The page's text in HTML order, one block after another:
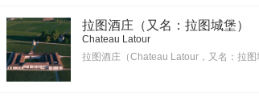
拉图酒庄（又名：拉图城堡）
Chateau Latour
拉图酒庄（Chateau Latour，又名：拉